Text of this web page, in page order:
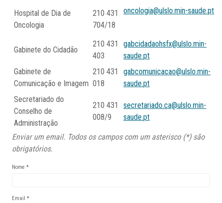
Hospital de Dia de
Oncologia
210 431
704/18
oncologia@ulslo.min-saude.pt
Gabinete do Cidadão
210 431
403
gabcidadaohsfx@ulslo.min-
saude.pt
Gabinete de
Comunicação e Imagem
210 431
018
gabcomunicacao@ulslo.min-
saude.pt
Secretariado do
Conselho de
Administração
210 431
008/9
secretariado.ca@ulslo.min-
saude.pt
Enviar um email. Todos os campos com um asterisco (*) são
obrigatórios.
Nome *
Email *